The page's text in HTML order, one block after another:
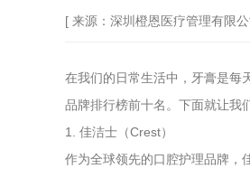
[ 来源：深圳橙恩医疗管理有
在我们的日常生活中，牙膏是每
品牌排行榜前十名。下面就让我
1. 佳洁士（Crest）
作为全球领先的口腔护理品牌，